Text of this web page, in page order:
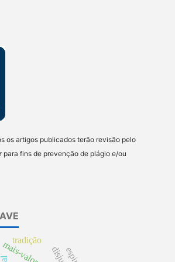
os artigos publicados terão revisão pelo
para fins de prevenção de plágio e/ou
tradição